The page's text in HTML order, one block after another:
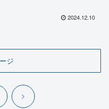
2024.12.10
ジ
次